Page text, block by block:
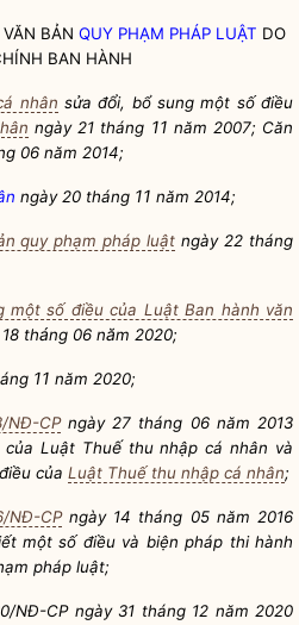
BẢN QUY PHẠM PHÁP LUẬT DO
BAN HÀNH
nhân sửa đổi, bổ sung một số điều
ngày 21 tháng 11 năm 2007; Căn
06 năm 2014;
ngày 20 tháng 11 năm 2014;
quy phạm pháp luật ngày 22 tháng
một số điều của Luật Ban hành văn
tháng 06 năm 2020;
11 năm 2020;
NĐ-CPngày 27 tháng 06 năm 2013
Luật Thuếthu nhập cá nhân và
của Luật Thuế thu nhập cá nhân;
NĐ-CPngày 14 tháng 05 năm 2016
một số điều và biện pháp thi hành
pháp luật;
NĐ-CP ngày 31 tháng 12 năm 2020